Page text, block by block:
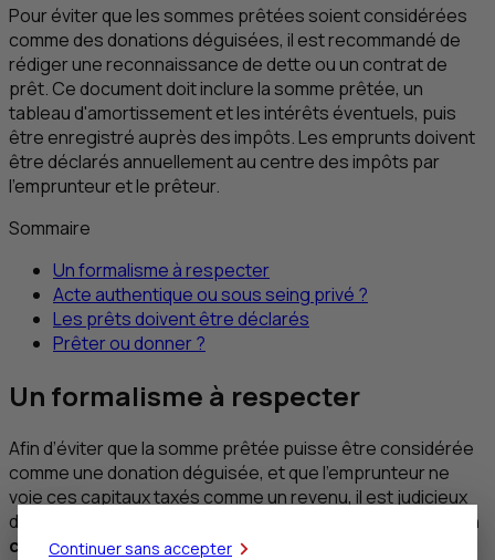
Pour éviter que les sommes prêtées soient considérées
comme des donations déguisées, il est recommandé de
rédiger une reconnaissance de dette ou un contrat de
prêt. Ce document doit inclure la somme prêtée, un
tableau d'amortissement et les intérêts éventuels, puis
être enregistré auprès des impôts. Les emprunts doivent
être déclarés annuellement au centre des impôts par
l'emprunteur et le prêteur.
Sommaire
Un formalisme à respecter
Acte authentique ou sous seing privé ?
Les prêts doivent être déclarés
Prêter ou donner ?
Un formalisme à respecter
Afin d’éviter que la somme prêtée puisse être considérée
comme une donation déguisée, et que l’emprunteur ne
voie ces capitaux taxés comme un revenu, il est judicieux
de mettre en place une
un
contrat de prêt.
Continuer sans accepter